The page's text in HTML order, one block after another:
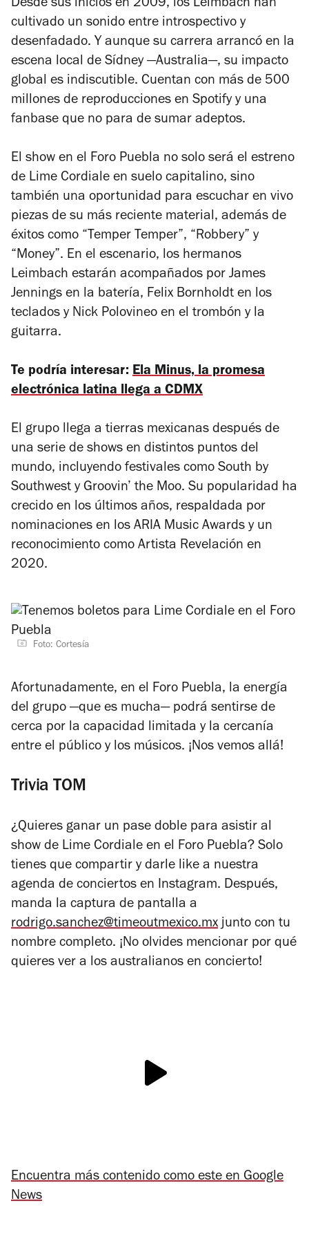
Desde sus inicios en 2009, los Leimbach han
cultivado un sonido entre introspectivo y
desenfadado. Y aunque su carrera arrancó en la
escena local de Sídney —Australia—, su impacto
global es indiscutible. Cuentan con más de 500
millones de reproducciones en Spotify y una
fanbase que no para de sumar adeptos.
El show en el Foro Puebla no solo será el estreno
de Lime Cordiale en suelo capitalino, sino
también una oportunidad para escuchar en vivo
piezas de su más reciente material, además de
éxitos como “Temper Temper”, “Robbery” y
“Money”. En el escenario, los hermanos
Leimbach estarán acompañados por James
Jennings en la batería, Felix Bornholdt en los
teclados y Nick Polovineo en el trombón y la
guitarra.
Te podría interesar: Ela Minus, la promesa
electrónica latina llega a CDMX
El grupo llega a tierras mexicanas después de
una serie de shows en distintos puntos del
mundo, incluyendo festivales como South by
Southwest y Groovin’ the Moo. Su popularidad ha
crecido en los últimos años, respaldada por
nominaciones en los ARIA Music Awards y un
reconocimiento como Artista Revelación en
2020.
Foto: Cortesía
Afortunadamente, en el Foro Puebla, la energía
del grupo —que es mucha— podrá sentirse de
cerca por la capacidad limitada y la cercanía
entre el público y los músicos. ¡Nos vemos allá!
Trivia TOM
¿Quieres ganar un pase doble para asistir al
show de Lime Cordiale en el Foro Puebla? Solo
tienes que compartir y darle like a nuestra
agenda de conciertos en Instagram. Después,
manda la captura de pantalla a
rodrigo.sanchez@timeoutmexico.mxjunto con tu
nombre completo. ¡No olvides mencionar por qué
quieres ver a los australianos en concierto!
Encuentra más contenido como este en Google
News